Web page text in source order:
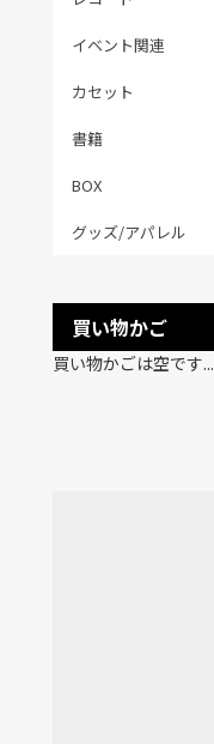
イベント関連
カセット
書籍
BOX
グッズ/アパレル
買い物かご
買い物かごは空です...